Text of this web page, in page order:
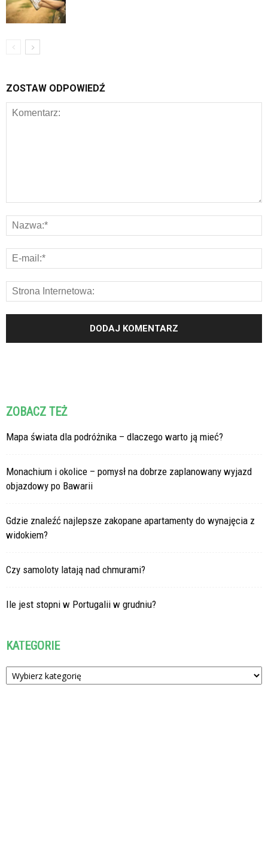
ZOSTAW ODPOWIEDŹ
ZOBACZ TEŻ
Mapa świata dla podróżnika – dlaczego warto ją mieć?
Monachium i okolice – pomysł na dobrze zaplanowany wyjazd
objazdowy po Bawarii
Gdzie znaleźć najlepsze zakopane apartamenty do wynajęcia z
widokiem?
Czy samoloty latają nad chmurami?
Ile jest stopni w Portugalii w grudniu?
KATEGORIE
Kategorie